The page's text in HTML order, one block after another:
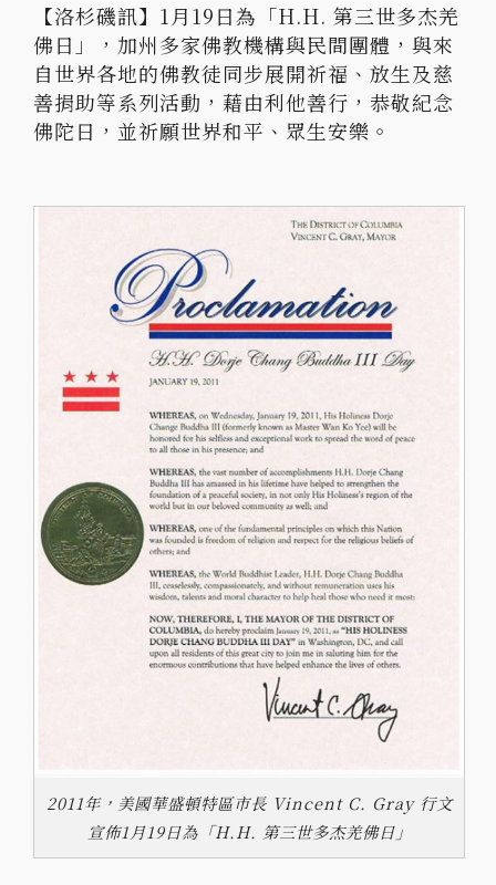
【洛杉磯訊】1月19日為「H.H. 第三世多杰羌
佛日」，加州多家佛教機構與民間團體，與來
自世界各地的佛教徒同步展開祈福、放生及慈
善捐助等系列活動，藉由利他善行，恭敬紀念
佛陀日，並祈願世界和平、眾生安樂。
2011年，美國華盛頓特區市長 Vincent C. Gray 行文
宣佈1月19日為「H.H. 第三世多杰羌佛日」